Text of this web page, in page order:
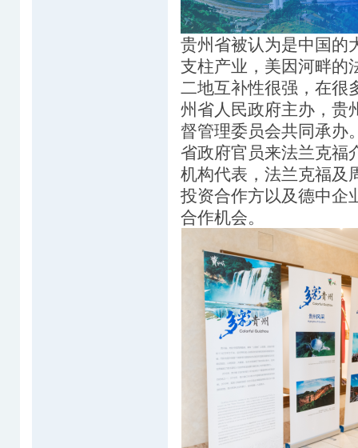
贵州省被认为是中国的
支柱产业，美因河畔的
二地互补性很强，在很
州省人民政府主办，贵
督管理委员会共同承办
省政府官员来法兰克福
机构代表，法兰克福及
投资合作方以及德中企
合作机会。